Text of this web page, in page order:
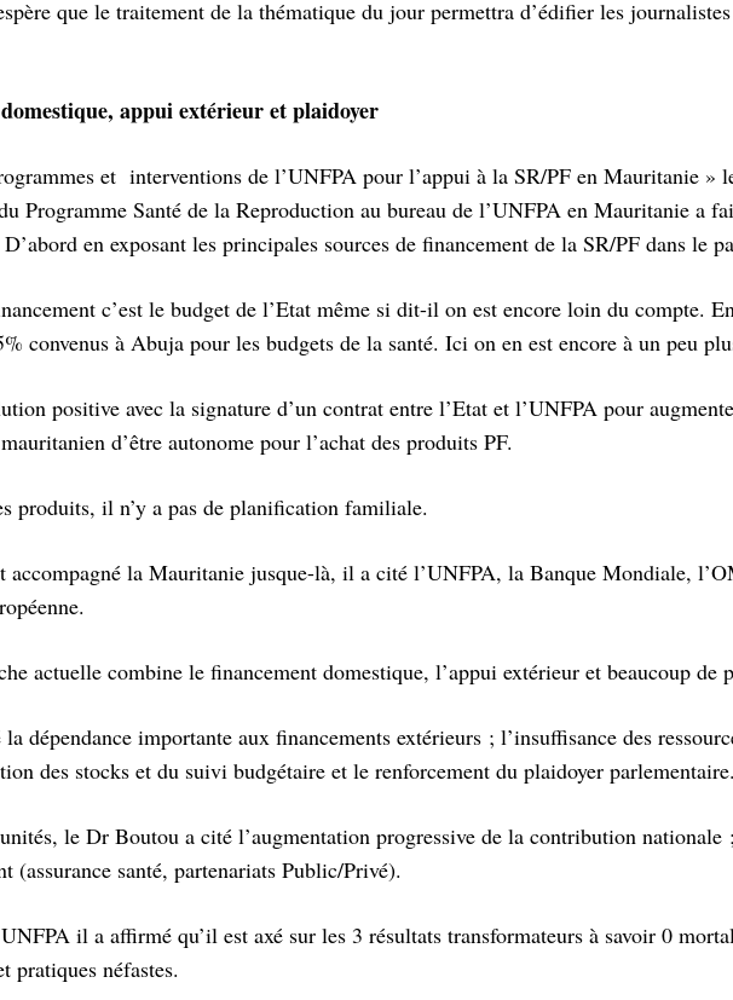
que le traitement de la thématique du jour permettra d’édifier les
appui extérieur et plaidoyer
et interventions de l’UNFPA pour l’appui à la SR/PF en Mauritanie »
Programme Santé de la Reproduction au bureau de l’UNFPA en Mauritanie a
en exposant les principales sources de financement de la SR/PF dans le
c’est le budget de l’Etat même si dit-il on est encore loin du compte.
convenus à Abuja pour les budgets de la santé. Ici on en est encore à un peu
positive avec la signature d’un contrat entre l’Etat et l’UNFPA pour
d’être autonome pour l’achat des produits PF.
produits, il n’y a pas de planification familiale.
accompagné la Mauritanie jusque-là, il a cité l’UNFPA, la Banque Mondiale,
actuelle combine le financement domestique, l’appui extérieur et beaucoup de
dépendance importante aux financements extérieurs ; l’insuffisance des
des stocks et du suivi budgétaire et le renforcement du plaidoyer parlementaire.
le Dr Boutou a cité l’augmentation progressive de la contribution nationale
(assurance santé, partenariats Public/Privé).
il a affirmé qu’il est axé sur les 3 résultats transformateurs à savoir 0
pratiques néfastes.